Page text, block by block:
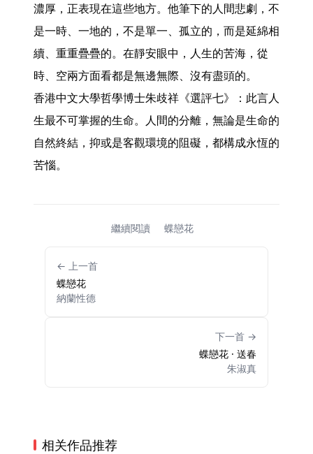
濃厚，正表現在這些地方。他筆下的人間悲劇，不
是一時、一地的，不是單一、孤立的，而是延綿相
續、重重疊疊的。在靜安眼中，人生的苦海，從
時、空兩方面看都是無邊無際、沒有盡頭的。
香港中文大學哲學博士朱歧祥《選評七》：此言人
生最不可掌握的生命。人間的分離，無論是生命的
自然終結，抑或是客觀環境的阻礙，都構成永恆的
苦惱。
繼續閱讀 蝶戀花
← 上一首
蝶戀花
納蘭性德
下一首 →
蝶戀花 · 送春
朱淑真
相关作品推荐